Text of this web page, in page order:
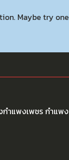
Maybe try
กำแพงเพชร กำแพ